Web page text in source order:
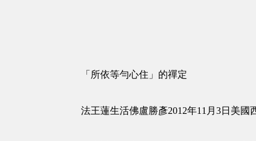
「所依等勻心住」的禪定
法王蓮生活佛盧勝彥2012年11月3日美